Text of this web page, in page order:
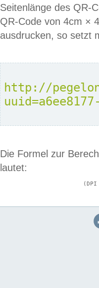
Seitenlänge des QR-
QR-Code von 4cm ×
ausdrucken, so setzt
http://
Die Formel zur
lautet: